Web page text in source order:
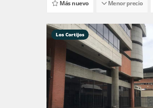
Más nuevo
Menor precio
Los Cortijos